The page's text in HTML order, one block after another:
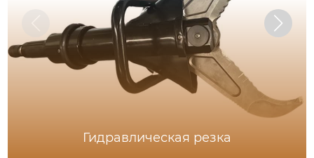
Гидравлическая резка